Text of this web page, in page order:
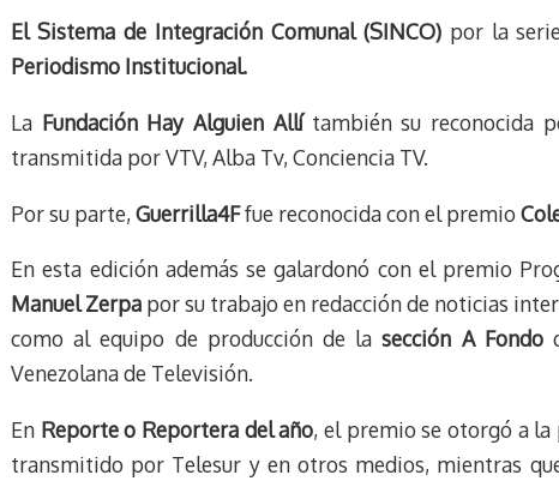
El Sistema de Integración Comunal (SINCO)por la serie
Periodismo Institucional.
La Fundación Hay Alguien Allítambién su reconocida
transmitida por VTV, Alba Tv, Conciencia TV.
Por su parte,Guerrilla4Ffue reconocida con el premio
En esta edición además se galardonó con el premio
Manuel Zerpa por su trabajo en redacción de noticias
como al equipo de producción de la sección A Fondo
Venezolana de Televisión.
En Reporte o Reportera del año, el premio se otorgó a
transmitido por Telesur y en otros medios, mientras